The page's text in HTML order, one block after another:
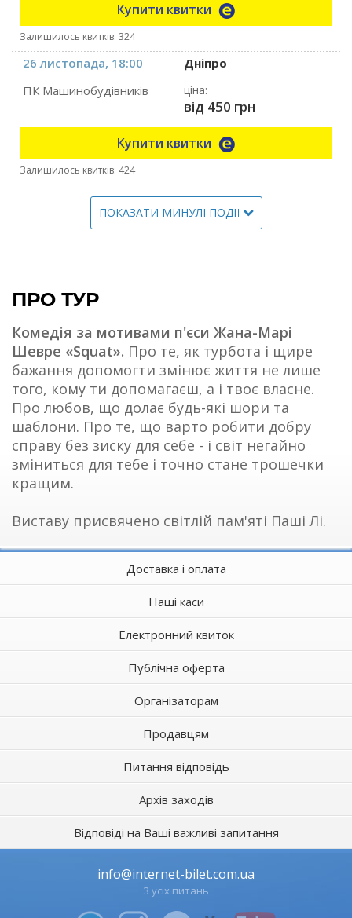
Купити квитки
Залишилось квитків: 324
26 листопада, 18:00
Дніпро
ПК Машинобудівників
ціна:
від 450 грн
Купити квитки
Залишилось квитків: 424
ПОКАЗАТИ МИНУЛІ ПОДІЇ
ПРО ТУР
Комедія за мотивами п'єси Жана-Марі
Шевре «Squat». Про те, як турбота і щире
бажання допомогти змінює життя не лише
того, кому ти допомагаєш, а і твоє власне.
Про любов, що долає будь-які шори та
шаблони. Про те, що варто робити добру
справу без зиску для себе - і світ негайно
зміниться для тебе і точно стане трошечки
кращим.
Виставу присвячено світлій пам'яті Паші Лі.
Доставка і оплата
Наші каси
Електронний квиток
Публічна оферта
Організаторам
Продавцям
Питання відповідь
Архів заходів
Відповіді на Ваші важливі запитання
info@internet-bilet.com.ua
З усіх питань